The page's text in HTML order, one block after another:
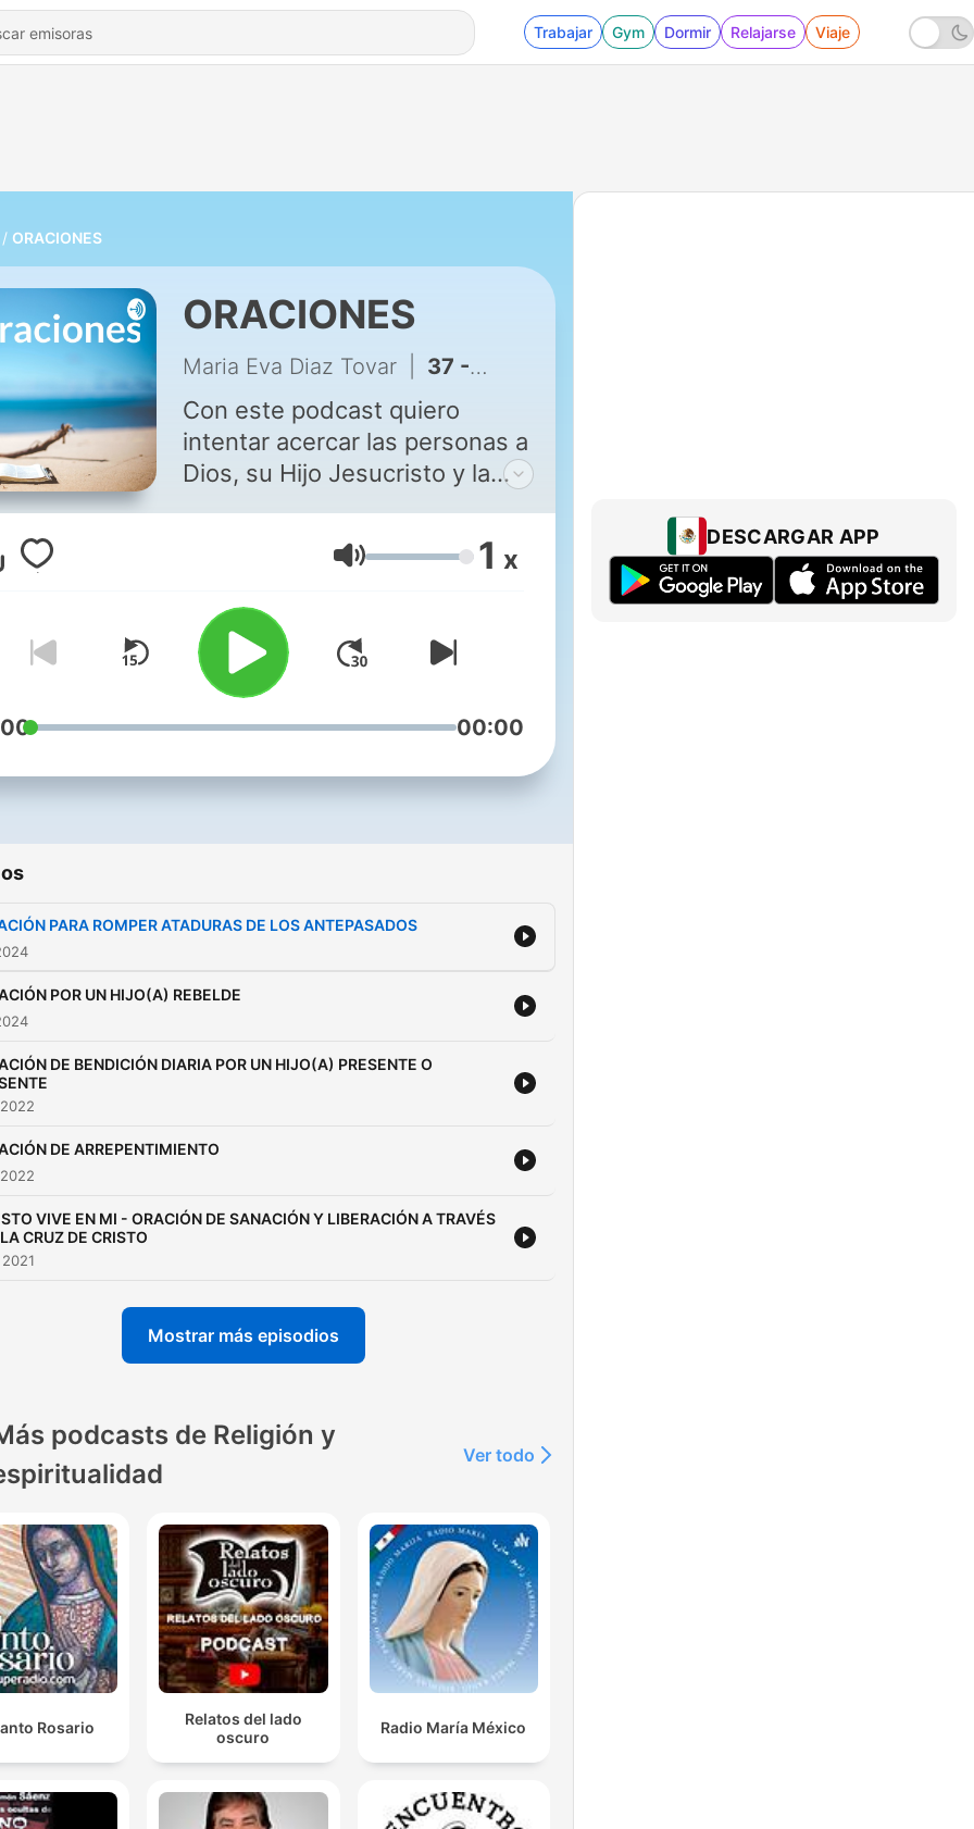
Trabajar Gym Dormir Relajarse Viaje
ORACIONES
ORACIONES
Maria Eva Diaz Tovar 37 - ORACIÓN PARA ROMPER ATADURAS DE LOS ANTEPASADOS
Con este podcast quiero
intentar acercar las personas a
Dios, su Hijo Jesucristo y la
manera ser mejores personas,
más espirituales, tolerantes,
prójimo.
Volumen 1 x
00:00
PARA ROMPER ATADURAS DE LOS ANTEPASADOS
POR UN HIJO(A) REBELDE
DE BENDICIÓN DIARIA POR UN HIJO(A) PRESENTE O
DE ARREPENTIMIENTO
VIVE EN MI - ORACIÓN DE SANACIÓN Y LIBERACIÓN A TRAVÉS
CRUZ DE CRISTO
Mostrar más episodios
podcasts de Religión y
Ver todo
Rosario
Relatos del lado
oscuro
Radio María México
DESCARGAR APP